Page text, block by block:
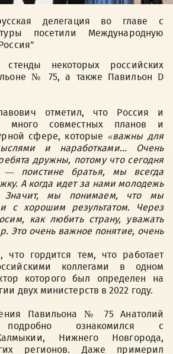
делегация во главе с
посетили Международную
некоторых российских
№ 75, а также Павильон D
отметил, что Россия и
много совместных планов и
сфере, которые «важны для
и наработками... Очень
дружны, потому что сегодня
— поистине братья, мы всегда
А когда идет за нами молодежь
мы понимаем, что мы
с хорошим результатом. Через
как любить страну, уважать
Это очень важное понятие, очень
что гордится тем, что работает
коллегами в одном
которого был определен на
двух министерств в 2022 году.
Павильона № 75 Анатолий
подробно ознакомился с
Нижнего Новгорода,
регионов. Даже примерил